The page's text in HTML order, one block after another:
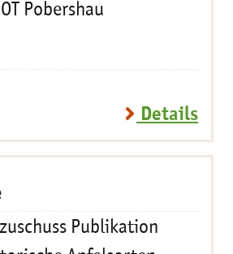
Pobershau
Details
Publikation